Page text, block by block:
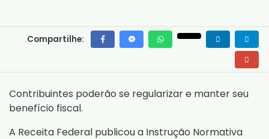
Compartilhe:
Contribuintes poderão se regularizar e manter seu
benefício fiscal.
A Receita Federal publicou a Instrução Normativa